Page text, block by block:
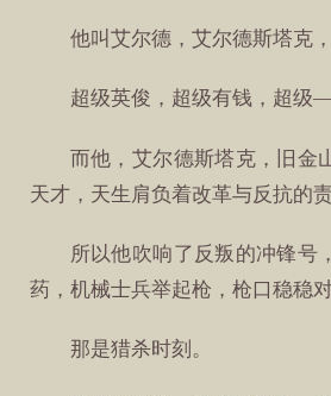
他叫艾尔德，艾尔德斯塔克，
超级英俊，超级有钱，超级
而他，艾尔德斯塔克，旧金
天才，天生肩负着改革与反抗的责
所以他吹响了反叛的冲锋号
药，机械士兵举起枪，枪口稳稳对
那是猎杀时刻。